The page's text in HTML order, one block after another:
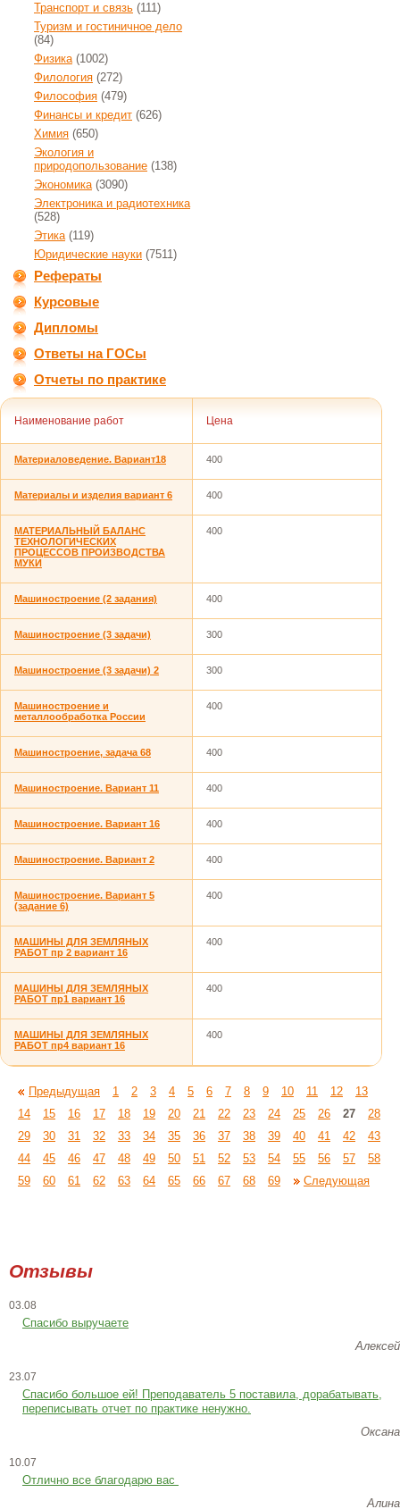
Транспорт и связь (111)
Туризм и гостиничное дело
(84)
Физика(1002)
Филология (272)
Философия (479)
Финансы и кредит (626)
Химия (650)
Экология и
природопользование (138)
Экономика(3090)
Электроника и радиотехника
(528)
Этика(119)
Юридические науки (7511)
Рефераты
Курсовые
Дипломы
Ответы на ГОСы
Отчеты по практике
Наименование работ Цена
Материаловедение. Вариант18 400
Материалы и изделия вариант 6 400
МАТЕРИАЛЬНЫЙ БАЛАНС
ТЕХНОЛОГИЧЕСКИХ
ПРОЦЕССОВ ПРОИЗВОДСТВА
МУКИ
400
Машиностроение (2 задания) 400
Машиностроение (3 задачи) 300
Машиностроение (3 задачи) 2 300
Машиностроение и
металлообработка России
400
Машиностроение, задача 68 400
Машиностроение. Вариант 11 400
Машиностроение. Вариант 16 400
Машиностроение. Вариант 2 400
Машиностроение. Вариант 5
(задание 6)
400
МАШИНЫ ДЛЯ ЗЕМЛЯНЫХ
РАБОТ пр 2 вариант 16
400
МАШИНЫ ДЛЯ ЗЕМЛЯНЫХ
РАБОТ пр1 вариант 16
400
МАШИНЫ ДЛЯ ЗЕМЛЯНЫХ
РАБОТ пр4 вариант 16
400
Предыдущая 1 2 3 4 5 6 7 8 9 10 11 12
13
14
15 16 17 18 19 20 21 22 23 24 25 26 27
28
29
30 31 32 33 34 35 36 37 38 39 40 41 42
43
44
45 46 47 48 49 50 51 52 53 54 55 56 57
58
59
60 61 62 63 64 65 66 67 68 69 Следующая
Отзывы
03.08
Спасибо выручаете
Алексей
23.07
Cпасибо большое ей! Преподаватель 5 поставила, дорабатывать,
переписывать отчет по практике ненужно.
Оксана
10.07
Отлично все благодарю вас
Алина